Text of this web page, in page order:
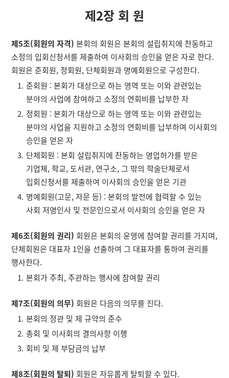
제2장 회 원
제5조(회원의 자격) 본회의 회원은 본회의 설립취지에 찬동하고
소정의 입회신청서를 제출하여 이사회의 승인을 얻은 자로 한다.
회원은 준회원, 정회원, 단체회원과 명예회원으로 구성한다.
준회원 : 본회가 대상으로 하는 영역 또는 이와 관련있는
분야의 사업에 참여하고 소정의 연회비를 납부한 자
정회원 : 본회가 대상으로 하는 영역 또는 이와 관련있는
분야의 사업을 지원하고 소정의 연회비를 납부하며 이사회의
승인을 얻은 자
단체회원 : 본회 설립취지에 찬동하는 영업허가를 받은
기업체, 학교, 도서관, 연구소, 그 밖의 학술단체로서
입회신청서를 제출하여 이사회의 승인을 얻은 기관
명예회원(고문, 자문 등) : 본회의 발전에 협력할 수 있는
사회 저명인사 및 전문인으로서 이사회의 승인을 얻은 자
제6조(회원의 권리) 회원은 본회의 운영에 참여할 권리를 가지며,
단체회원은 대표자 1인을 선출하여 그 대표자를 통하여 권리를
행사한다.
본회가 주최, 주관하는 행사에 참여할 권리
제7조(회원의 의무) 회원은 다음의 의무를 진다.
본회의 정관 및 제 규약의 준수
총회 및 이사회의 결의사항 이행
회비 및 제 부담금의 납부
제8조(회원의 탈퇴) 회원은 자유롭게 탈퇴할 수 있다.